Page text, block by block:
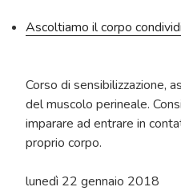
Ascoltiamo il corpo
Corso di sensibilizzazione,
del muscolo perineale.
imparare ad entrare in
proprio corpo.
lunedì 22 gennaio 2018